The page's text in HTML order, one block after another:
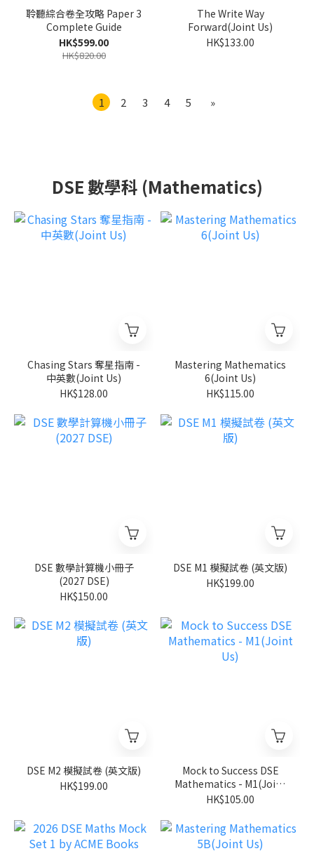
聆聽綜合卷全攻略 Paper 3
Complete Guide
HK$599.00
HK$820.00
The Write Way
Forward(Joint Us)
HK$133.00
1 2 3 4 5 »
DSE 數學科 (Mathematics)
Chasing Stars 奪星指南 -
中英數(Joint Us)
HK$128.00
Mastering Mathematics
6(Joint Us)
HK$115.00
DSE 數學計算機小冊子
(2027 DSE)
HK$150.00
DSE M1 模擬試卷 (英文版)
HK$199.00
DSE M2 模擬試卷 (英文版)
HK$199.00
Mock to Success DSE
Mathematics - M1(Joint
Us)
HK$105.00